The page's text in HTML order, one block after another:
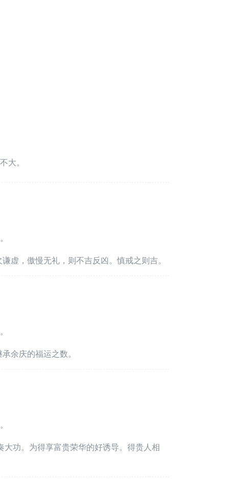
大。
虚，傲慢无礼，则不吉反凶。慎戒之则吉。
余庆的福运之数。
功。为得享富贵荣华的好诱导。得贵人相